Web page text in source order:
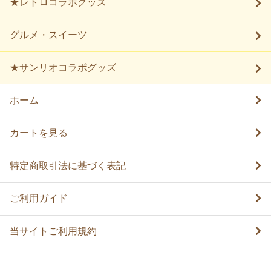
グルメ・スイーツ
★サンリオコラボグッズ
ホーム
カートを見る
特定商取引法に基づく表記
ご利用ガイド
当サイトご利用規約